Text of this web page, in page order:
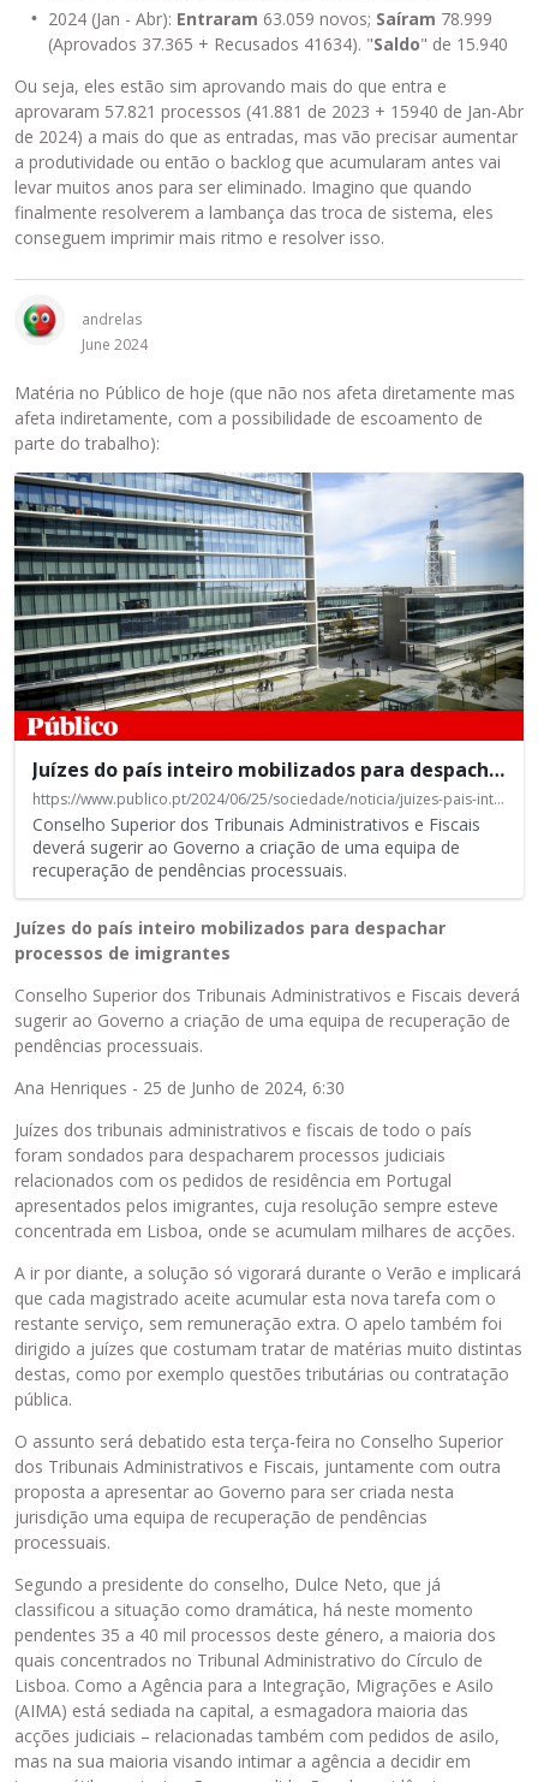
2024 (Jan - Abr): Entraram 63.059 novos; Saíram 78.999
(Aprovados 37.365 + Recusados 41634). "Saldo" de 15.940
Ou seja, eles estão sim aprovando mais do que entra e
aprovaram 57.821 processos (41.881 de 2023 + 15940 de Jan-Abr
de 2024) a mais do que as entradas, mas vão precisar aumentar
a produtividade ou então o backlog que acumularam antes vai
levar muitos anos para ser eliminado. Imagino que quando
finalmente resolverem a lambança das troca de sistema, eles
conseguem imprimir mais ritmo e resolver isso.
andrelas
June 2024
Matéria no Público de hoje (que não nos afeta diretamente mas
afeta indiretamente, com a possibilidade de escoamento de
parte do trabalho):
E
s
t
e
é
u
m
e
l
e
m
e
n
t
o
e
e
n
o
c
r
p
o
r
a
d
o
.
E
l
o
d
e
s
e
x
c
u
d
o
Juízes do país inteiro mobilizados para despachar processos de imigrantes
https://www.publico.pt/2024/06/25/sociedade/noticia/juizes-pais-inteiro-mobilizados-despachar-processos-imigrantes-2095135?utm_content=manhas&utm_term=Juizes%2Bdo%2Bpais%2Binteiro%2Bmobilizados%2Bpara%2Bdespachar%2Bprocessos%2Bde%2Bimigrantes&utm_campaign=55&utm_source=e-goi&utm_medium=email
Conselho Superior dos Tribunais Administrativos e Fiscais
deverá sugerir ao Governo a criação de uma equipa de
recuperação de pendências processuais.
Juízes do país inteiro mobilizados para despachar
processos de imigrantes
Conselho Superior dos Tribunais Administrativos e Fiscais deverá
sugerir ao Governo a criação de uma equipa de recuperação de
pendências processuais.
Ana Henriques - 25 de Junho de 2024, 6:30
Juízes dos tribunais administrativos e fiscais de todo o país
foram sondados para despacharem processos judiciais
relacionados com os pedidos de residência em Portugal
apresentados pelos imigrantes, cuja resolução sempre esteve
concentrada em Lisboa, onde se acumulam milhares de acções.
A ir por diante, a solução só vigorará durante o Verão e implicará
que cada magistrado aceite acumular esta nova tarefa com o
restante serviço, sem remuneração extra. O apelo também foi
dirigido a juízes que costumam tratar de matérias muito distintas
destas, como por exemplo questões tributárias ou contratação
pública.
O assunto será debatido esta terça-feira no Conselho Superior
dos Tribunais Administrativos e Fiscais, juntamente com outra
proposta a apresentar ao Governo para ser criada nesta
jurisdição uma equipa de recuperação de pendências
processuais.
Segundo a presidente do conselho, Dulce Neto, que já
classificou a situação como dramática, há neste momento
pendentes 35 a 40 mil processos deste género, a maioria dos
quais concentrados no Tribunal Administrativo do Círculo de
Lisboa. Como a Agência para a Integração, Migrações e Asilo
(AIMA) está sediada na capital, a esmagadora maioria das
acções judiciais – relacionadas também com pedidos de asilo,
mas na sua maioria visando intimar a agência a decidir em